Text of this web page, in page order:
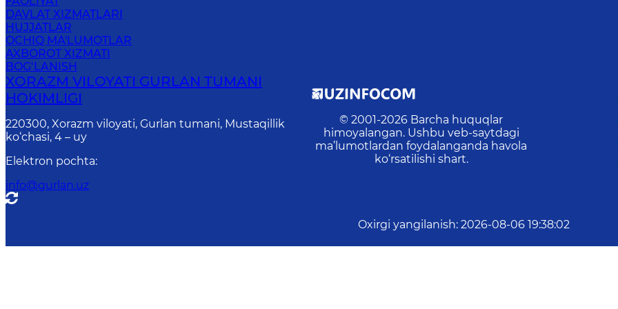
DAVLAT XIZMATLARI
HUJJATLAR
OCHIQ MA'LUMOTLAR
AXBOROT XIZMATI
BOG‘LANISH
XORAZM VILOYATI GURLAN TUMANI
HOKIMLIGI
220300, Xorazm viloyati, Gurlan tumani, Mustaqillik
ko‘chasi, 4 – uy
Elektron pochta:
info@gurlan.uz
© 2001-2026 Barcha huquqlar
himoyalangan. Ushbu veb-saytdagi
ma’lumotlardan foydalanganda havola
ko‘rsatilishi shart.
Oxirgi yangilanish: 2026-08-06 19:38:02